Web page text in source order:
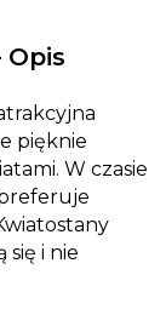
Opis
pięknie
W czasie
się i nie